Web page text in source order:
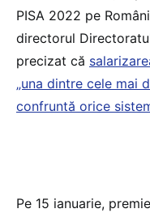
PISA 2022 pe
directorul
precizat că
„una dintre cele mai
confruntă orice
Pe 15 ianuarie,